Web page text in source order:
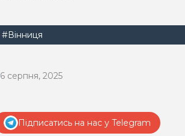
#Вінниця
6 серпня, 2025
Підписатись на нас у Telegram